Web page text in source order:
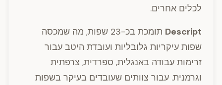
לכלים אחרים.
Descript
תומכת בכ-23 שפות, מה שמכסה
שפות עיקריות גלובליות ועובדת היטב עבור
זרימות עבודה באנגלית, ספרדית, צרפתית
וגרמנית. עבור צוותים שעובדים בעיקר בשפות